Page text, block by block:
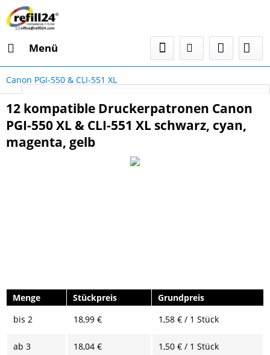
Menü
Canon PGI-550 & CLI-551 XL
12 kompatible Druckerpatronen Canon
PGI-550 XL & CLI-551 XL schwarz, cyan,
magenta, gelb
Menge Stückpreis
Grundpreis
bis 2 18,99 € 1,58 € / 1 Stück
ab 3 18,04 € 1,50 € / 1 Stück